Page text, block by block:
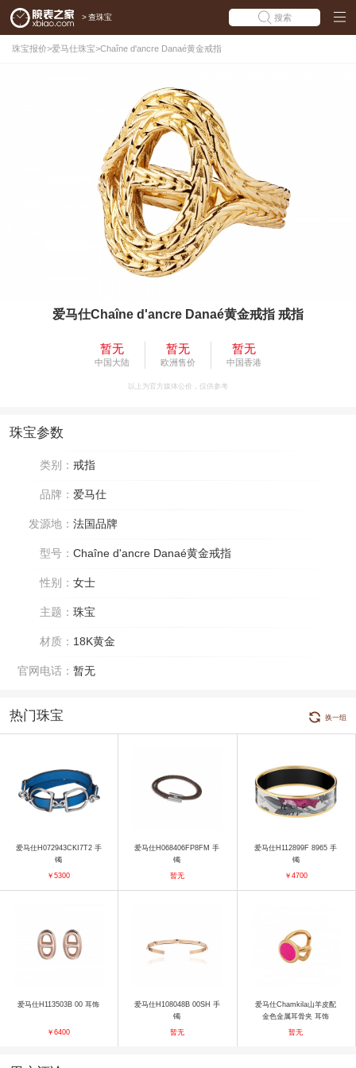
> 查珠宝 搜索
珠宝报价>爱马仕珠宝>Chaîne d'ancre Danaé黄金戒指
爱马仕Chaîne d'ancre Danaé黄金戒指 戒指
暂无
中国大陆
暂无
欧洲售价
暂无
中国香港
以上为官方媒体公价，仅供参考
珠宝参数
类别： 戒指
品牌： 爱马仕
发源地： 法国品牌
型号： Chaîne d'ancre Danaé黄金戒指
性别： 女士
主题： 珠宝
材质： 18K黄金
官网电话： 暂无
热门珠宝 换一组
爱马仕H072943CKI7T2 手
镯
￥5300
爱马仕H068406FP8FM 手
镯
暂无
爱马仕H112899F 8965 手
镯
￥4700
爱马仕H113503B 00 耳饰
￥6400
爱马仕H108048B 00SH 手
镯
暂无
爱马仕Chamkila山羊皮配
金色金属耳骨夹 耳饰
暂无